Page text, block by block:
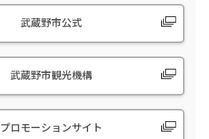
武蔵野市公式
武蔵野市観光機構
プロモーションサイト